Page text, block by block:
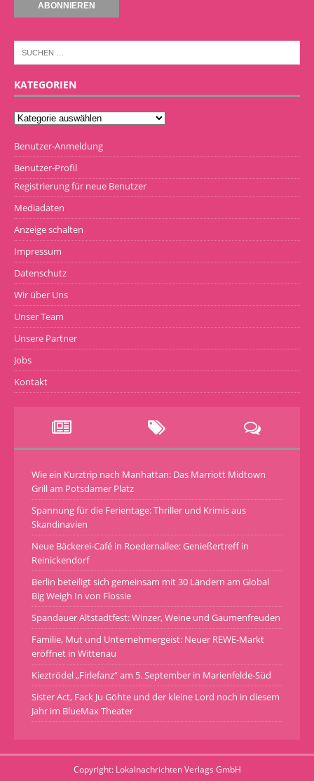
KATEGORIEN
Benutzer-Anmeldung
Benutzer-Profil
Registrierung für neue Benutzer
Mediadaten
Anzeige schalten
Impressum
Datenschutz
Wir über Uns
Unser Team
Unsere Partner
Jobs
Kontakt
Wie ein Kurztrip nach Manhattan: Das Marriott Midtown
Grill am Potsdamer Platz
Spannung für die Ferientage: Thriller und Krimis aus
Skandinavien
Neue Bäckerei-Café in Roedernallee: Genießertreff in
Reinickendorf
Berlin beteiligt sich gemeinsam mit 30 Ländern am Global
Big Weigh In von Flossie
Spandauer Altstadtfest: Winzer, Weine und Gaumenfreuden
Familie, Mut und Unternehmergeist: Neuer REWE-Markt
eröffnet in Wittenau
Kieztrödel „Firlefanz“ am 5. September in Marienfelde-Süd
Sister Act, Fack Ju Göhte und der kleine Lord noch in diesem
Jahr im BlueMax Theater
Copyright: Lokalnachrichten Verlags GmbH